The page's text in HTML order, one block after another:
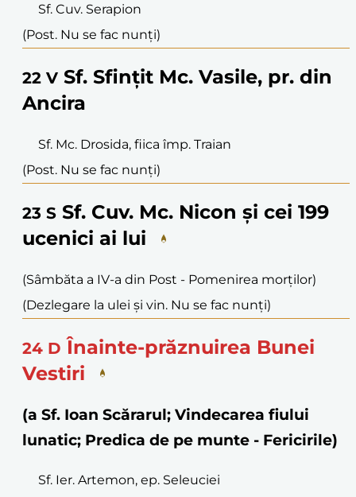
Sf. Cuv. Serapion
(Post. Nu se fac nunți)
22 V Sf. Sfințit Mc. Vasile, pr. din
Ancira
Sf. Mc. Drosida, fiica împ. Traian
(Post. Nu se fac nunți)
23 S Sf. Cuv. Mc. Nicon și cei 199
ucenici ai lui
(Sâmbăta a IV-a din Post - Pomenirea morților)
(Dezlegare la ulei și vin. Nu se fac nunți)
24 D Înainte-prăznuirea Bunei
Vestiri
(a Sf. Ioan Scărarul; Vindecarea fiului
lunatic; Predica de pe munte - Fericirile)
Sf. Ier. Artemon, ep. Seleuciei